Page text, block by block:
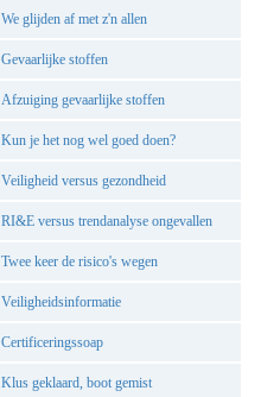
We glijden af met z'n allen
Gevaarlijke stoffen
Afzuiging gevaarlijke stoffen
Kun je het nog wel goed doen?
Veiligheid versus gezondheid
RI&E versus trendanalyse ongevallen
Twee keer de risico's wegen
Veiligheidsinformatie
Certificeringssoap
Klus geklaard, boot gemist